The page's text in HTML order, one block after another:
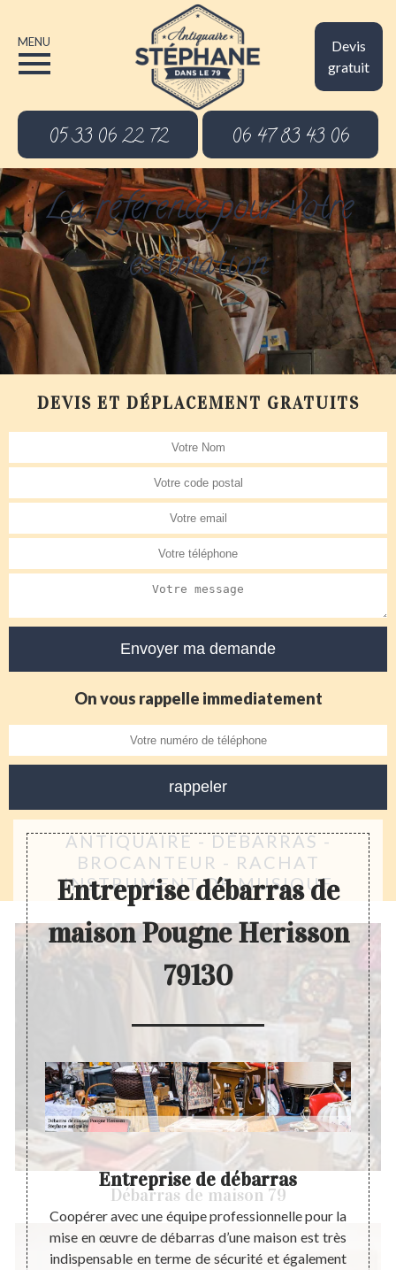
Devis
gratuit
MENU
05 33 06 22 72 06 47 83 43 06
La référence pour votre
estimation
DEVIS ET DÉPLACEMENT GRATUITS
On vous rappelle immediatement
ANTIQUAIRE - DÉBARRAS -
BROCANTEUR - RACHAT
INSTRUMENT DE MUSIQUE
Débarras de maison 79
Entreprise débarras de
maison Pougne Herisson
79130
coût
Entreprise de débarras
Coopérer avec une équipe professionnelle pour la
mise en œuvre de débarras d’une maison est très
indispensable en terme de sécurité et également
Avec
A ce